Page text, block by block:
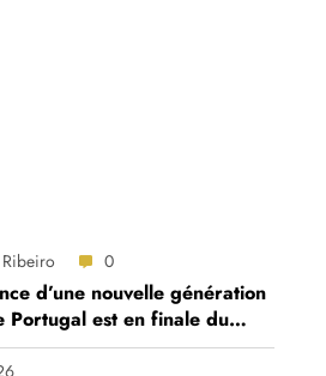
0
d’une nouvelle génération
Portugal est en finale du
Revello